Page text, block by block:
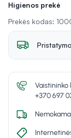
Higienos prekė
Prekės kodas:
Vaistininko
+370 697